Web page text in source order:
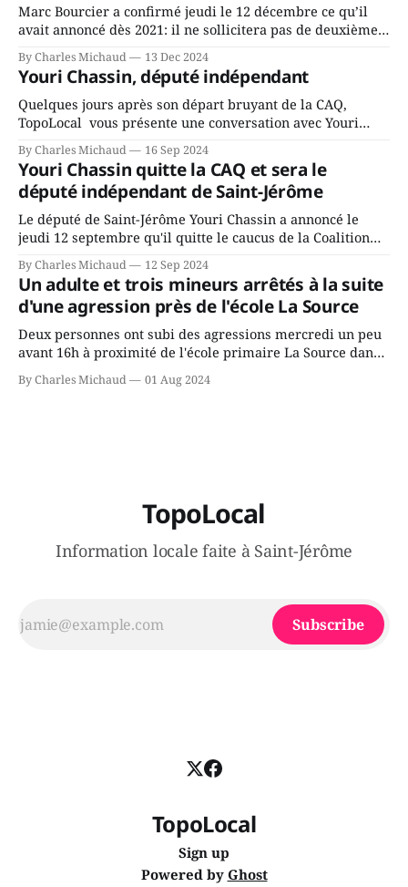
Marc Bourcier a confirmé jeudi le 12 décembre ce qu’il
avait annoncé dès 2021: il ne sollicitera pas de deuxième
fait l’annonce en s’adressant aux employés de la ville,
rassemblés en soirée pour leur traditionnel souper
By Charles Michaud 13 Dec 2024
Youri Chassin, député indépendant
Quelques jours après son départ bruyant de la CAQ,
TopoLocal vous présente une conversation avec Youri
depuis longtemps? Sera-t-il candidat indépendant dans 2
ans? Joindrait-il un autre parti, par exemple les
conservateurs d’Éric Duhaime? Que lui
By Charles Michaud 16 Sep 2024
Youri Chassin quitte la CAQ et sera le
député indépendant de Saint-Jérôme
Le député de Saint-Jérôme Youri Chassin a annoncé le
jeudi 12 septembre qu'il quitte le caucus de la Coalition
gouvernement de la CAQ, surtout de son incapacité, qu'il
juge chronique, à offrir des
By Charles Michaud 12 Sep 2024
Un adulte et trois mineurs arrêtés à la suite
d'une agression près de l'école La Source
Deux personnes ont subi des agressions mercredi un peu
avant 16h à proximité de l'école primaire La Source dans
victimes aurait été écrasée sous un véhicule et aspergée
By Charles Michaud 01 Aug 2024
TopoLocal
Information locale faite à Saint-Jérôme
Subscribe
TopoLocal
Sign up
Powered by Ghost